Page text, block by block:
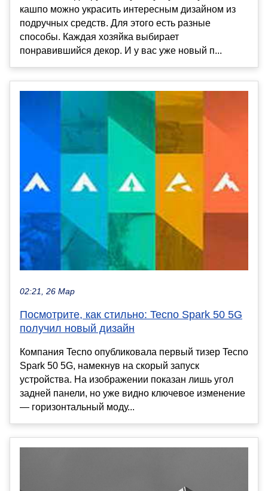
кашпо можно украсить интересным дизайном из
подручных средств. Для этого есть разные
способы. Каждая хозяйка выбирает
понравившийся декор. И у вас уже новый п...
02:21, 26 Мар
Посмотрите, как стильно: Tecno Spark 50 5G
получил новый дизайн
Компания Tecno опубликовала первый тизер Tecno
Spark 50 5G, намекнув на скорый запуск
устройства. На изображении показан лишь угол
задней панели, но уже видно ключевое изменение
— горизонтальный моду...